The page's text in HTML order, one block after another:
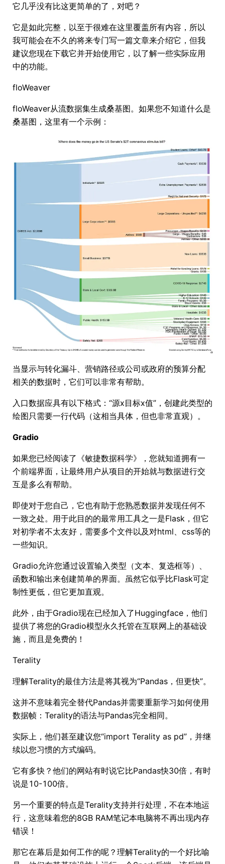
它几乎没有比这更简单的了，对吧？
它是如此完整，以至于很难在这里覆盖所有内容，所以
我可能会在不久的将来专门写一篇文章来介绍它，但我
建议您现在下载它并开始使用它，以了解一些实际应用
中的功能。
floWeaver
floWeaver从流数据集生成桑基图。如果您不知道什么是
桑基图，这里有一个示例：
当显示与转化漏斗、营销路径或公司或政府的预算分配
相关的数据时，它们可以非常有帮助。
入口数据应具有以下格式：“源x目标x值”，创建此类型的
绘图只需要一行代码（这相当具体，但也非常直观）。
Gradio
如果您已经阅读了《敏捷数据科学》，您就知道拥有一
个前端界面，让最终用户从项目的开始就与数据进行交
互是多么有帮助。
即使对于您自己，它也有助于您熟悉数据并发现任何不
一致之处。用于此目的的最常用工具之一是Flask，但它
对初学者不太友好，需要多个文件以及对html、css等的
一些知识。
Gradio允许您通过设置输入类型（文本、复选框等）、
函数和输出来创建简单的界面。虽然它似乎比Flask可定
制性更低，但它更加直观。
此外，由于Gradio现在已经加入了Huggingface，他们
提供了将您的Gradio模型永久托管在互联网上的基础设
施，而且是免费的！
Terality
理解Terality的最佳方法是将其视为“Pandas，但更快”。
这并不意味着完全替代Pandas并需要重新学习如何使用
数据帧：Terality的语法与Pandas完全相同。
实际上，他们甚至建议您“import Terality as pd”，并继
续以您习惯的方式编码。
它有多快？他们的网站有时说它比Pandas快30倍，有时
说是10-100倍。
另一个重要的特点是Terality支持并行处理，不在本地运
行，这意味着您的8GB RAM笔记本电脑将不再出现内存
错误！
那它在幕后是如何工作的呢？理解Terality的一个好比喻